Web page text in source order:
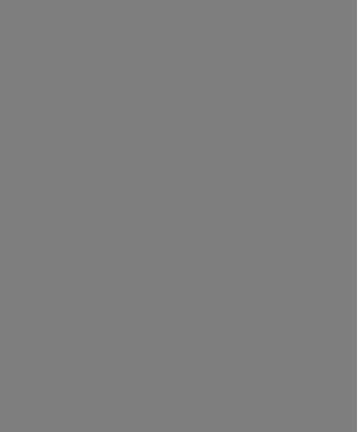
nie tylko dla miłośników
To świetne rozwiązanie
to gdzie będzie usytuowany. W
zamieszkania. Warto też zadbać
domku letniskowym by był naszą
zmiana przepisów i domek
to być budynek jednokondygnacyjny
a przede wszystkim komfort